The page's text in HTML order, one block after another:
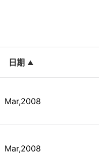
日期
Mar,2008
Mar,2008